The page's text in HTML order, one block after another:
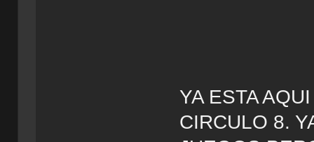
YA ESTA
CIRCULO 8.